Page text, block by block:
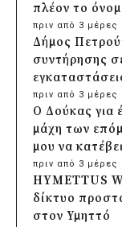
πλέον το
πριν από 3 μέρες
Δήμος
συντήρησης
πριν από 3 μέρες
Ο Δούκας για
μάχη των
μου να
πριν από 3 μέρες
HYMETTUS
δίκτυο
στον Υμηττό